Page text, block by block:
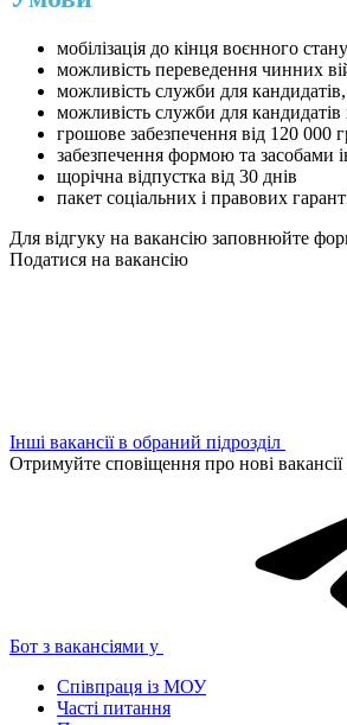
мобілізація до кінця воєнного
можливість переведення чинних
можливість служби для
можливість служби для кандидатів
грошове забезпечення від 120 000
забезпечення формою та засобами
щорічна відпустка від 30 днів
пакет соціальних і правових
Для відгуку на вакансію заповнюйте
Податися на вакансію
Інші вакансії в обраний підрозділ
Отримуйте сповіщення про нові вакансії
Бот з вакансіями у
Співпраця із МОУ
Часті питання